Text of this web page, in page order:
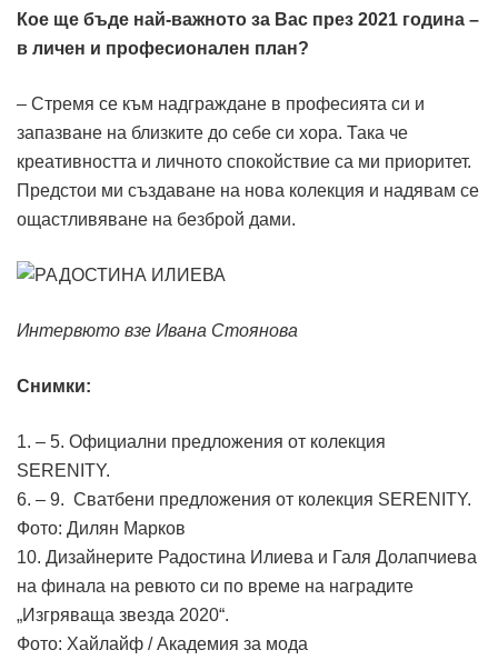
Кое ще бъде най-важното за Вас през 2021 година –
в личен и професионален план?
– Стремя се към надграждане в професията си и
запазване на близките до себе си хора. Така че
креативността и личното спокойствие са ми приоритет.
Предстои ми създаване на нова колекция и надявам се
ощастливяване на безброй дами.
Интервюто взе Ивана Стоянова
Снимки:
1. – 5. Официални предложения от колекция
SERENITY.
6. – 9. Сватбени предложения от колекция SERENITY.
Фото: Дилян Марков
10. Дизайнерите Радостина Илиева и Галя Долапчиева
на финала на ревюто си по време на наградите
„Изгряваща звезда 2020“.
Фото: Хайлайф / Академия за мода